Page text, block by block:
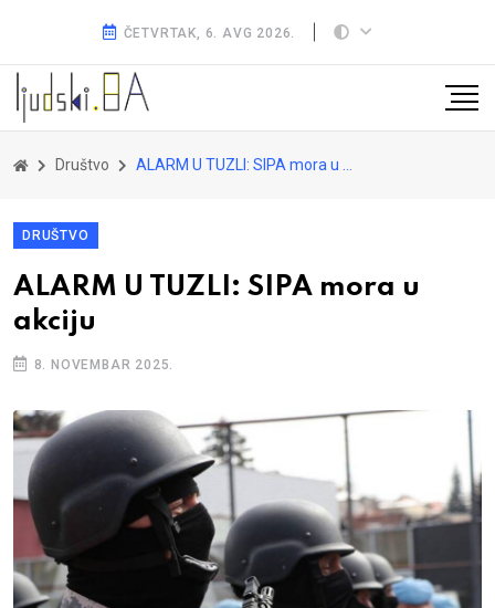
ČETVRTAK, 6. AVG 2026.
Društvo ALARM U TUZLI: SIPA mora u akciju
DRUŠTVO
ALARM U TUZLI: SIPA mora u
akciju
8. NOVEMBAR 2025.